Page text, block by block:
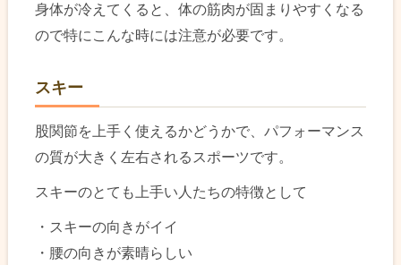
身体が冷えてくると、体の筋肉が固まりやすくなる
ので特にこんな時には注意が必要です。
スキー
股関節を上手く使えるかどうかで、パフォーマンス
の質が大きく左右されるスポーツです。
スキーのとても上手い人たちの特徴として
・スキーの向きがイイ
・腰の向きが素晴らしい